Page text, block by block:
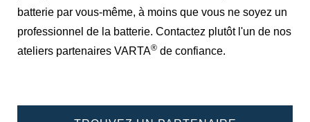
batterie par vous-même, à moins que vous ne soyez un
professionnel de la batterie. Contactez plutôt l'un de nos
ateliers partenaires VARTA® de confiance.